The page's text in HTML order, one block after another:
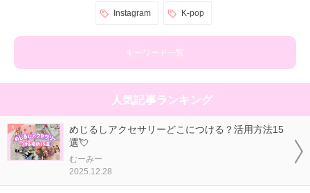
Instagram K-pop
キーワード一覧
人気記事ランキング
めじるしアクセサリーどこにつける？活用方法15
選💘
むーみー
2025.12.28